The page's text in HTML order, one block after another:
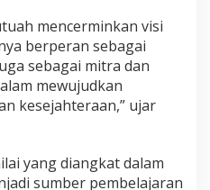
mencerminkan visi
berperan sebagai
sebagai mitra dan
mewujudkan
kesejahteraan,” ujar
yang diangkat dalam
sumber pembelajaran